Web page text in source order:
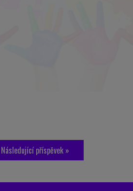
Následující příspěvek »